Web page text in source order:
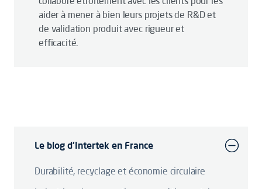
aider à mener à bien leurs projets de R&D et
de validation produit avec rigueur et
efficacité.
Le blog d'Intertek en France
Durabilité, recyclage et économie circulaire